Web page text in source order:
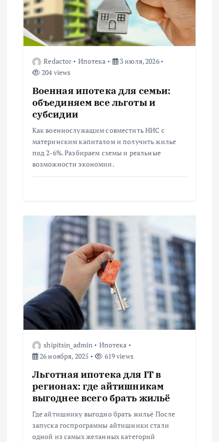
п
о
м
Redactor Ипотека
3 июля, 2026
204 views
Военная ипотека для семьи:
объединяем все льготы и
субсидии
Как военнослужащим совместить НИС с
материнским капиталом и получить жилье
под 2-6%. Разбираем схемы и реальные
возможности экономии.
shipitsin_admin
Ипотека
26 ноября, 2025
619 views
Льготная ипотека для IT в
регионах: где айтишникам
выгоднее всего брать жильё
Где айтишнику выгодно брать жильё После
запуска госпрограммы айтишники стали
одной из самых желанных категорий